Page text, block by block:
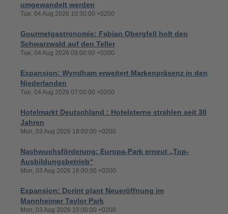
umgewandelt werden
Tue, 04 Aug 2026 10:30:00 +0200
Gourmetgastronomie: Fabian Obergfell holt den
Schwarzwald auf den Teller
Tue, 04 Aug 2026 09:00:00 +0200
Expansion: Wyndham erweitert Markenpräsenz in den
Niederlanden
Tue, 04 Aug 2026 07:00:00 +0200
Hotelmarkt Deutschland : Hotelsterne strahlen seit 30
Jahren
Mon, 03 Aug 2026 18:00:00 +0200
Nachwuchsförderung: Europa-Park erneut „Top-
Ausbildungsbetrieb“
Mon, 03 Aug 2026 16:00:00 +0200
Expansion: Dorint plant Neueröffnung im
Mannheimer Taylor Park
Mon, 03 Aug 2026 15:00:00 +0200